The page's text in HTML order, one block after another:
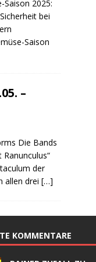
–
Saison 2025:
bei
Saison
–
Die Bands
Ranunculus“
der
allen drei […]
KOMMENTARE